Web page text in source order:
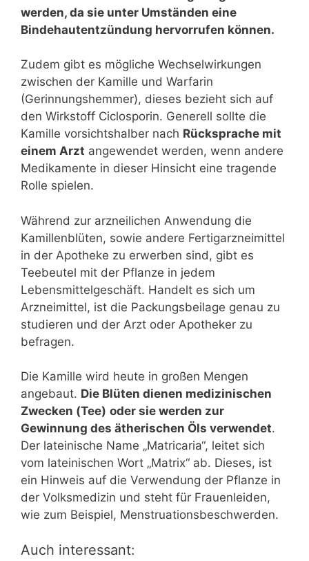
werden, da sie unter Umständen eine
Bindehautentzündung hervorrufen können.
Zudem gibt es mögliche Wechselwirkungen
zwischen der Kamille und Warfarin
(Gerinnungshemmer), dieses bezieht sich auf
den Wirkstoff Ciclosporin. Generell sollte die
Kamille vorsichtshalber nach Rücksprache mit
einem Arzt angewendet werden, wenn andere
Medikamente in dieser Hinsicht eine tragende
Rolle spielen.
Während zur arzneilichen Anwendung die
Kamillenblüten, sowie andere Fertigarzneimittel
in der Apotheke zu erwerben sind, gibt es
Teebeutel mit der Pflanze in jedem
Lebensmittelgeschäft. Handelt es sich um
Arzneimittel, ist die Packungsbeilage genau zu
studieren und der Arzt oder Apotheker zu
befragen.
Die Kamille wird heute in großen Mengen
angebaut. Die Blüten dienen medizinischen
Zwecken (Tee) oder sie werden zur
Gewinnung des ätherischen Öls verwendet.
Der lateinische Name „Matricaria“, leitet sich
vom lateinischen Wort „Matrix“ ab. Dieses, ist
ein Hinweis auf die Verwendung der Pflanze in
der Volksmedizin und steht für Frauenleiden,
wie zum Beispiel, Menstruationsbeschwerden.
Auch interessant: